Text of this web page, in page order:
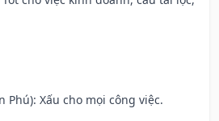
Phú): Xấu cho mọi công việc.